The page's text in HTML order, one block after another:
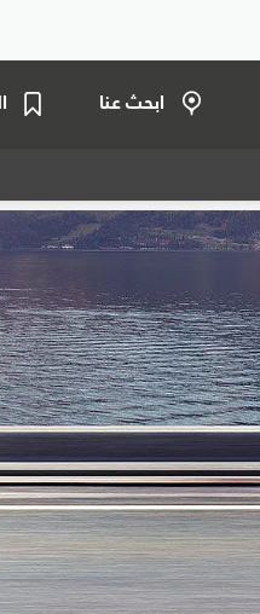
ابحث عنا